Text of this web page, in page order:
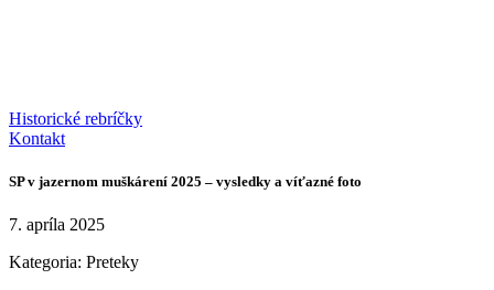
Historické rebríčky
Kontakt
SP v jazernom muškárení 2025 – vysledky a víťazné foto
7. apríla 2025
Kategoria: Preteky